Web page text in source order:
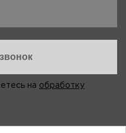
на обработку